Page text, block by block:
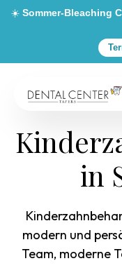
☀️Sommer-Bleaching
in
modern und
Team, moderne